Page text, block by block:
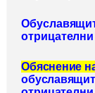
Обяснение